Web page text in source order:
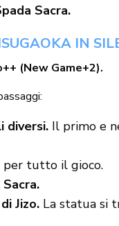
Sacra.
IN
(New Game+2).
diversi. Il primo e
per tutto il gioco.
Jizo. La statua si